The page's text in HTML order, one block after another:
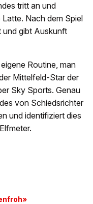
tritt an und
Latte. Nach dem Spiel
und gibt Auskunft
Routine, man
Mittelfeld-Star der
Sky Sports. Genau
von Schiedsrichter
und identifiziert dies